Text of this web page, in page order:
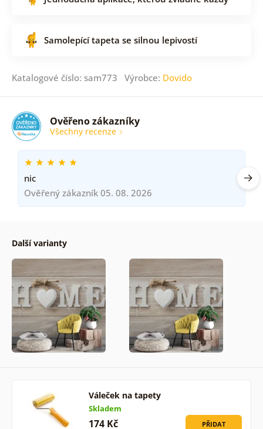
Samolepící tapeta se silnou lepivostí
Katalogové číslo: sam773 Výrobce: Dovido
Ověřeno zákazníky
Všechny recenze
nic
Ověřený zákazník 05. 08. 2026
Další varianty
Váleček na tapety
Skladem
174 Kč PŘIDAT